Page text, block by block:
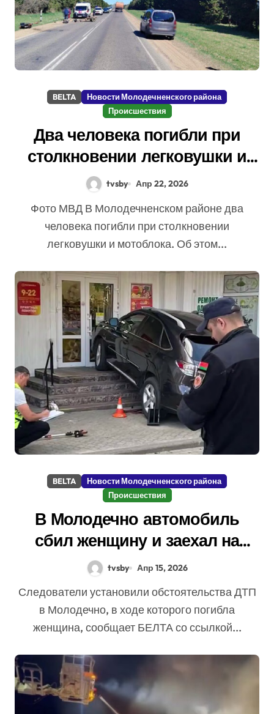
BELTA
Новости Молодечненского района
Происшествия
Два человека погибли при
столкновении легковушки и
мотоблока в Молодечненском
tvsby Апр 22, 2026
Фото МВД В Молодечненском районе два
человека погибли при столкновении
легковушки и мотоблока. Об этом...
BELTA
Новости Молодечненского района
Происшествия
В Молодечно автомобиль
сбил женщину и заехал на
ступеньки магазина. В СК
рассказали про
обстоятельства резонансного
ДТП
tvsby Апр 15, 2026
Следователи установили обстоятельства ДТП
в Молодечно, в ходе которого погибла
женщина, сообщает БЕЛТА со ссылкой...